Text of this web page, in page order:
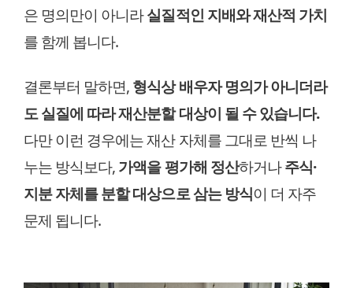
은 명의만이 아니라실질적인 지배와 재산적 가치
를 함께 봅니다.
결론부터 말하면,형식상 배우자 명의가 아니더라
도 실질에 따라 재산분할 대상이 될 수 있습니다.
다만 이런 경우에는 재산 자체를 그대로 반씩 나
누는 방식보다,가액을 평가해 정산하거나주식·
지분 자체를 분할 대상으로 삼는 방식이 더 자주
문제 됩니다.